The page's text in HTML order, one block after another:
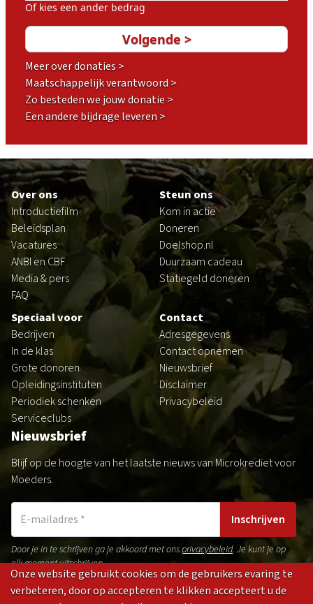
Of kies een ander bedrag
Meer over donaties >
Maatschappelijk verantwoord >
Zo besteden we jouw donatie >
Een andere bijdrage leveren >
Footer
Over ons
Introductiefilm
Beleidsplan
Vacatures
ANBI en CBF
Media & pers
FAQ
Steun ons
Kom in actie
Doneren
Doelshop.nl
Duurzaam cadeau
Statiegeld doneren
Speciaal voor
Bedrijven
In de klas
Grote donoren
Opleidingsinstituten
Periodiek schenken
Serviceclubs
Contact
Adresgegevens
Contact opnemen
Nieuwsbrief
Disclaimer
Privacybeleid
Nieuwsbrief
Blijf op de hoogte van het laatste nieuws van Microkrediet voor
Moeders.
Inschrijven
Door je in te schrijven ga je akkoord met onsprivacybeleid. Je kunt je op
elk moment uitschrijven.
Onze website gebruikt cookies om de gebruikers evaring te
verbeteren, door op accepteren te klikken accepteert u de